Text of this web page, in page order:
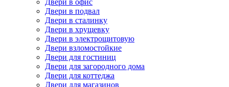
Двери в офис
Двери в подвал
Двери в сталинку
Двери в хрущевку
Двери в электрощитовую
Двери взломостойкие
Двери для гостиниц
Двери для загородного дома
Двери для коттеджа
Двери для магазинов